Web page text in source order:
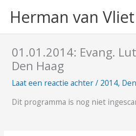
naarHerman van Vliet
01.01.2014: Evang.
Den Haag
Laat een reactie achter/ 2014,
Dit programma is nog niet